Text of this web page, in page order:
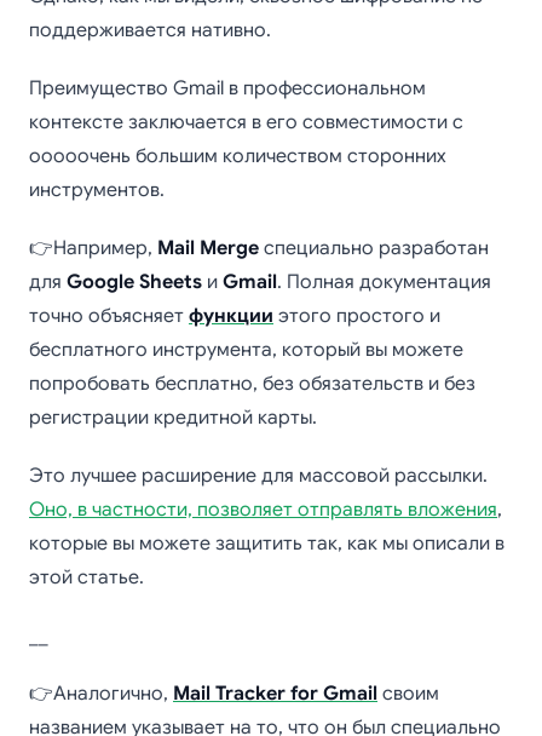
поддерживается нативно.
Преимущество Gmail в профессиональном
контексте заключается в его совместимости с
ооооочень большим количеством сторонних
инструментов.
👉Например, Mail Merge специально разработан
для Google Sheets и Gmail. Полная документация
точно объясняет функции этого простого и
бесплатного инструмента, который вы можете
попробовать бесплатно, без обязательств и без
регистрации кредитной карты.
Это лучшее расширение для массовой рассылки.
Оно, в частности, позволяет отправлять вложения,
которые вы можете защитить так, как мы описали в
этой статье.
👉Аналогично, Mail Tracker for Gmail своим
названием указывает на то, что он был специально